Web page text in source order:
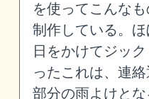
を使ってこんな
制作している。
日をかけてジッ
ったこれは、連
部分の雨よけと